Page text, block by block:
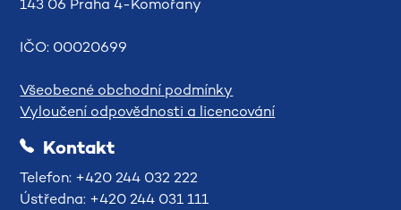
143 06 Praha 4-Komořany
IČO: 00020699
Všeobecné obchodní podmínky
Vyloučení odpovědnosti a licencování
Kontakt
Telefon: +420 244 032 222
Ústředna: +420 244 031 111